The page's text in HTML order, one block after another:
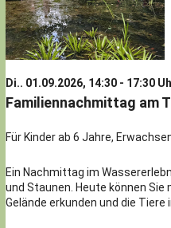
Di.. 01.09.2026, 14:30 - 17:30
Familiennachmittag am
Für Kinder ab 6 Jahre,
Ein Nachmittag im
und Staunen. Heute können Sie
Gelände erkunden und die Tiere